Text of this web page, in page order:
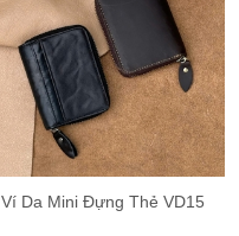
Ví Da Mini Đựng Thẻ VD15